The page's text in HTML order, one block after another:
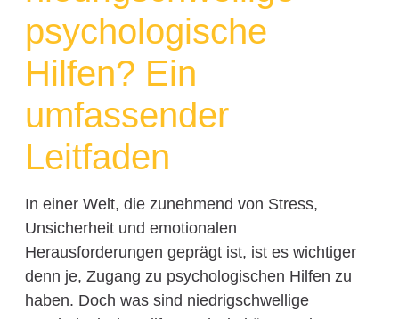
psychologische
Hilfen? Ein
umfassender
Leitfaden
In einer Welt, die zunehmend von Stress,
Unsicherheit und emotionalen
Herausforderungen geprägt ist, ist es wichtiger
denn je, Zugang zu psychologischen Hilfen zu
haben. Doch was sind niedrigschwellige